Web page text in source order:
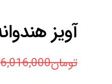
آویز هندوانه
تومان6,016,000